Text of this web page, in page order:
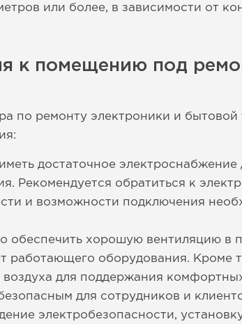
или более, в зависимости от
к помещению под
по ремонту электроники и бытовой
достаточное электроснабжение
Рекомендуется обратиться к
и возможности подключения
обеспечить хорошую вентиляцию в
работающего оборудования. Кроме
для поддержания
для сотрудников и
электробезопасности,